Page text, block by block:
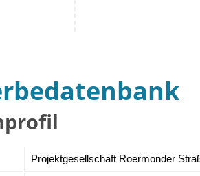
Projektgesellschaft Roermonder